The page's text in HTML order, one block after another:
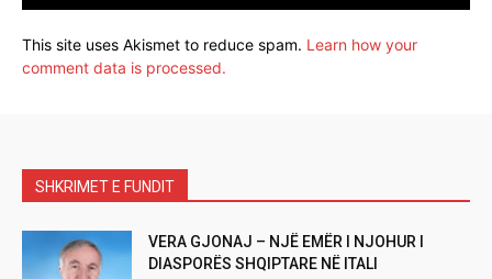
This site uses Akismet to reduce spam. Learn how your
comment data is processed.
SHKRIMET E FUNDIT
VERA GJONAJ – NJË EMËR I NJOHUR I
DIASPORËS SHQIPTARE NË ITALI